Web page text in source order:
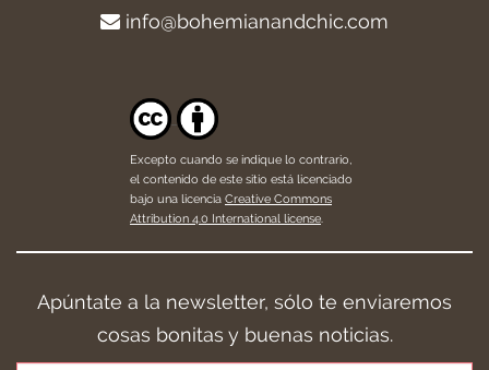
info@bohemianandchic.com
Excepto cuando se indique lo contrario,
el contenido de este sitio está licenciado
bajo una licencia Creative Commons
Attribution 4.0 International license
Apúntate a la newsletter, sólo te enviaremos
cosas bonitas y buenas noticias.